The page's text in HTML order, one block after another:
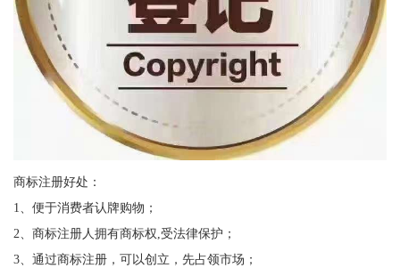
商标注册好处：
1、便于消费者认牌购物；
2、商标注册人拥有商标权,受法律保护；
3、通过商标注册，可以创立，先占领市场；